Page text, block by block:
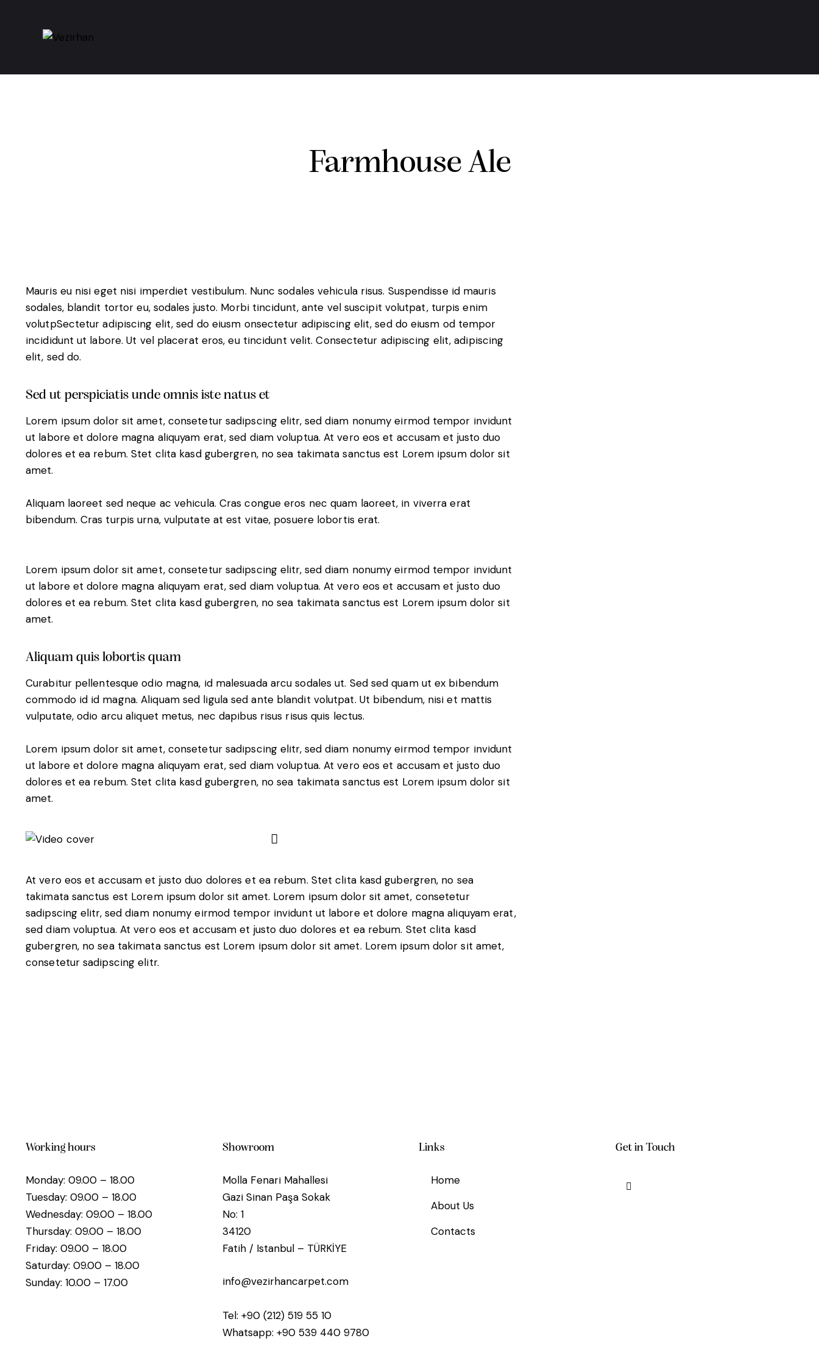
Farmhouse Ale
Mauris eu nisi eget nisi imperdiet vestibulum. Nunc sodales vehicula risus. Suspendisse id mauris
sodales, blandit tortor eu, sodales justo. Morbi tincidunt, ante vel suscipit volutpat, turpis enim
volutpSectetur adipiscing elit, sed do eiusm onsectetur adipiscing elit, sed do eiusm od tempor
incididunt ut labore. Ut vel placerat eros, eu tincidunt velit. Consectetur adipiscing elit, adipiscing
elit, sed do.
Sed ut perspiciatis unde omnis iste natus et
Lorem ipsum dolor sit amet, consetetur sadipscing elitr, sed diam nonumy eirmod tempor invidunt
ut labore et dolore magna aliquyam erat, sed diam voluptua. At vero eos et accusam et justo duo
dolores et ea rebum. Stet clita kasd gubergren, no sea takimata sanctus est Lorem ipsum dolor sit
amet.
Aliquam laoreet sed neque ac vehicula. Cras congue eros nec quam laoreet, in viverra erat
bibendum. Cras turpis urna, vulputate at est vitae, posuere lobortis erat.
Lorem ipsum dolor sit amet, consetetur sadipscing elitr, sed diam nonumy eirmod tempor invidunt
ut labore et dolore magna aliquyam erat, sed diam voluptua. At vero eos et accusam et justo duo
dolores et ea rebum. Stet clita kasd gubergren, no sea takimata sanctus est Lorem ipsum dolor sit
amet.
Aliquam quis lobortis quam
Curabitur pellentesque odio magna, id malesuada arcu sodales ut. Sed sed quam ut ex bibendum
commodo id id magna. Aliquam sed ligula sed ante blandit volutpat. Ut bibendum, nisi et mattis
vulputate, odio arcu aliquet metus, nec dapibus risus risus quis lectus.
Lorem ipsum dolor sit amet, consetetur sadipscing elitr, sed diam nonumy eirmod tempor invidunt
ut labore et dolore magna aliquyam erat, sed diam voluptua. At vero eos et accusam et justo duo
dolores et ea rebum. Stet clita kasd gubergren, no sea takimata sanctus est Lorem ipsum dolor sit
amet.
At vero eos et accusam et justo duo dolores et ea rebum. Stet clita kasd gubergren, no sea
takimata sanctus est Lorem ipsum dolor sit amet. Lorem ipsum dolor sit amet, consetetur
sadipscing elitr, sed diam nonumy eirmod tempor invidunt ut labore et dolore magna aliquyam erat,
sed diam voluptua. At vero eos et accusam et justo duo dolores et ea rebum. Stet clita kasd
gubergren, no sea takimata sanctus est Lorem ipsum dolor sit amet. Lorem ipsum dolor sit amet,
consetetur sadipscing elitr.
Working hours
Monday: 09.00 – 18.00
Tuesday: 09.00 – 18.00
Wednesday: 09.00 – 18.00
Thursday: 09.00 – 18.00
Friday: 09.00 – 18.00
Saturday: 09.00 – 18.00
Sunday: 10.00 – 17.00
Showroom
Molla Fenari Mahallesi
Gazi Sinan Paşa Sokak
No: 1
34120
Fatih / Istanbul – TÜRKİYE
info@vezirhancarpet.com
Tel: +90 (212) 519 55 10
Whatsapp: +90 539 440 9780
Links
Home
About Us
Contacts
Get in Touch